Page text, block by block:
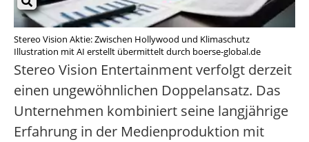
Stereo Vision Aktie: Zwischen Hollywood und Klimaschutz
Illustration mit AI erstellt übermittelt durch boerse-global.de
Stereo Vision Entertainment verfolgt derzeit
einen ungewöhnlichen Doppelansatz. Das
Unternehmen kombiniert seine langjährige
Erfahrung in der Medienproduktion mit